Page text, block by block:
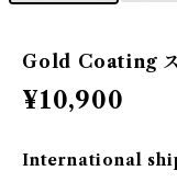
Gold Coating ス
¥10,900
International